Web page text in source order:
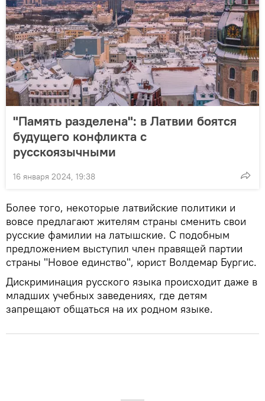
"Память разделена": в Латвии боятся
будущего конфликта с
русскоязычными
16 января 2024, 19:38
Более того, некоторые латвийские политики и
вовсе предлагают жителям страны сменить свои
русские фамилии на латышские. С подобным
предложением выступил член правящей партии
страны "Новое единство", юрист Волдемар Бургис.
Дискриминация русского языка происходит даже в
младших учебных заведениях, где детям
запрещают общаться на их родном языке.